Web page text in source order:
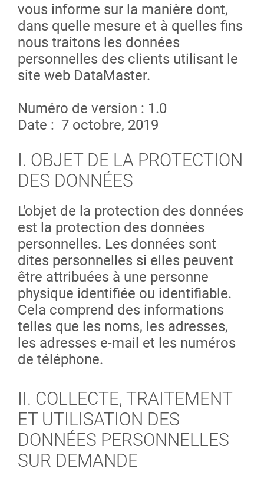
vous informe sur la manière dont,
dans quelle mesure et à quelles fins
nous traitons les données
personnelles des clients utilisant le
site web DataMaster.
Numéro de version : 1.0
Date : 7 octobre, 2019
I. OBJET DE LA PROTECTION
DES DONNÉES
L'objet de la protection des données
est la protection des données
personnelles. Les données sont
dites personnelles si elles peuvent
être attribuées à une personne
physique identifiée ou identifiable.
Cela comprend des informations
telles que les noms, les adresses,
les adresses e-mail et les numéros
de téléphone.
II. COLLECTE, TRAITEMENT
ET UTILISATION DES
DONNÉES PERSONNELLES
SUR DEMANDE